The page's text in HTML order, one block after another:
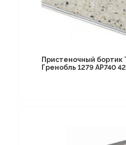
Пристеночный
Гренобль 1279 AP740